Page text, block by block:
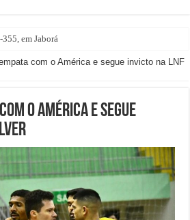
em Jaborá
com o América e segue invicto na LNF
o América e segue